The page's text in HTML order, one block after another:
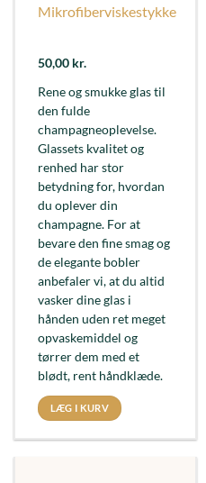
Mikrofiberviskestykke
50,00 kr.
Rene og smukke glas til
den fulde
champagneoplevelse.
Glassets kvalitet og
renhed har stor
betydning for, hvordan
du oplever din
champagne. For at
bevare den fine smag og
de elegante bobler
anbefaler vi, at du altid
vasker dine glas i
hånden uden ret meget
opvaskemiddel og
tørrer dem med et
blødt, rent håndklæde.
LÆG I KURV